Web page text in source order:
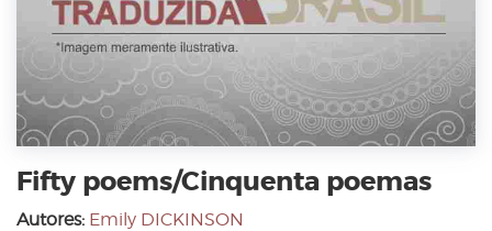
Fifty poems/Cinquenta poemas
Autores: Emily DICKINSON